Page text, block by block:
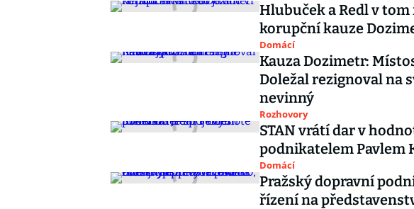
Hlubuček a Redl v
korupční kauze
Domácí
Kauza Dozimetr:
Doležal rezignoval na
nevinný
Rozhovory
STAN vrátí dar v
podnikatelem Pavlem
Domácí
Pražský dopravní
řízení na